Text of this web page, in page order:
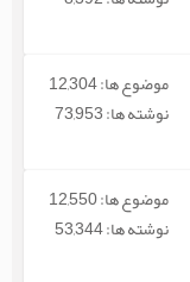
موضوع ها: 12,304
نوشته ها: 73,953
موضوع ها: 12,550
نوشته ها: 53,344